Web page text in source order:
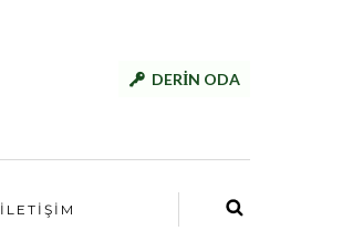
DERİN ODA
İLETİŞİM